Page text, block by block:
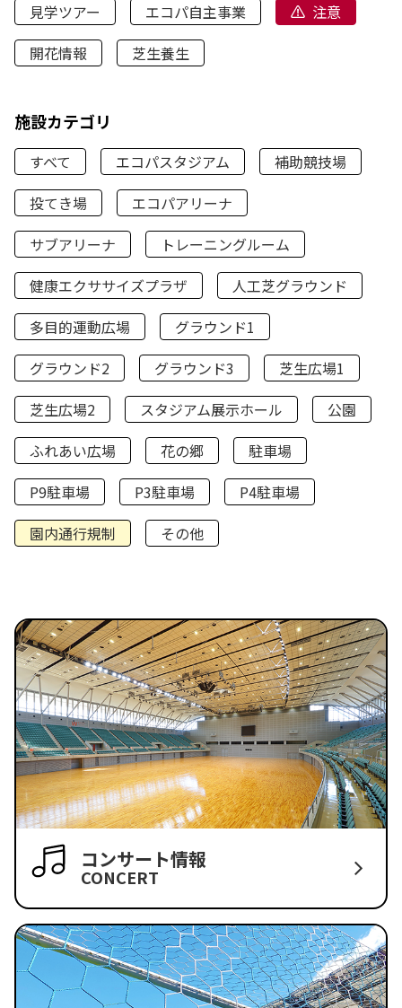
見学ツアー
エコパ自主事業
注意
開花情報
芝生養生
施設カテゴリ
すべて エコパスタジアム
補助競技場
投てき場
エコパアリーナ
サブアリーナ
トレーニングルーム
健康エクササイズプラザ
人工芝グラウンド
多目的運動広場
グラウンド1
グラウンド2
グラウンド3
芝生広場1
芝生広場2
スタジアム展示ホール
公園
ふれあい広場
花の郷
駐車場
P9駐車場
P3駐車場
P4駐車場
園内通行規制
その他
コンサート情報
CONCERT